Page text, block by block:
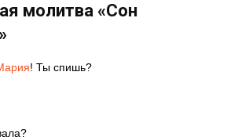
молитва «Сон
! Ты спишь?